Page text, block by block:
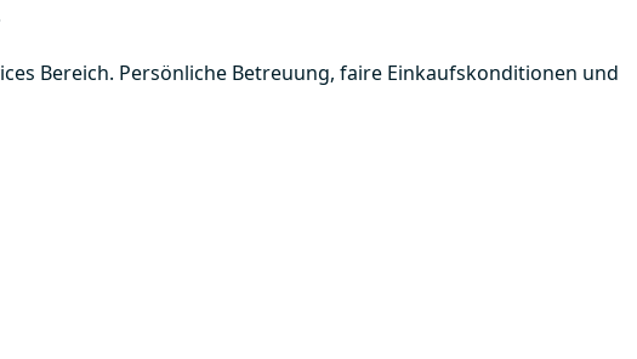
Bereich. Persönliche Betreuung, faire Einkaufskonditionen und